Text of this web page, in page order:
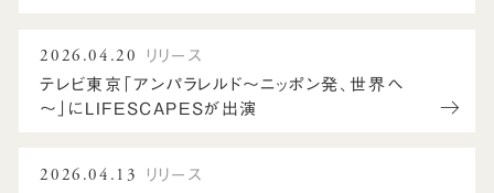
2026.04.20
リリース
テレビ東京「アンパラレルド～ニッポン発、世界へ
～」にLIFESCAPESが出演
2026.04.13
リリース